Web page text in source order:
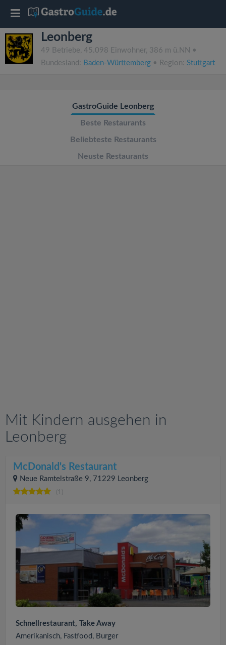
Leonberg
49 Betriebe, 45.098 Einwohner, 386 m ü.NN •
Bundesland: Baden-Württemberg • Region: Stuttgart
GastroGuide Leonberg
Beste Restaurants
Beliebteste Restaurants
Neuste Restaurants
Mit Kindern ausgehen in
Leonberg
McDonald's Restaurant
Neue Ramtelstraße 9, 71229 Leonberg
(1)
Schnellrestaurant, Take Away
Amerikanisch, Fastfood, Burger
T
o
g
n